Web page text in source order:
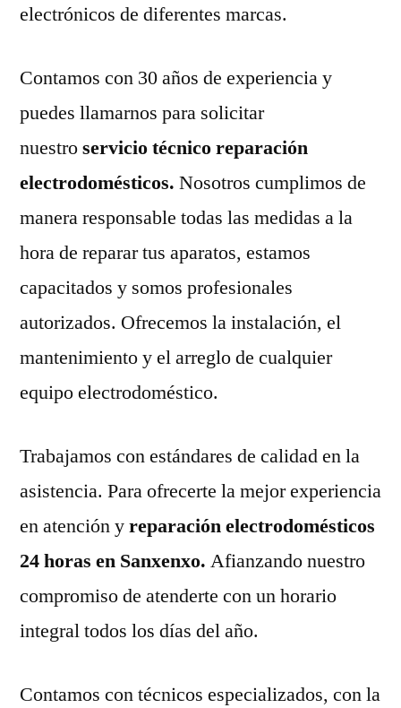
electrónicos de diferentes marcas.
Contamos con 30 años de experiencia y
puedes llamarnos para solicitar
nuestroservicio técnico reparación
electrodomésticos. Nosotros cumplimos de
manera responsable todas las medidas a la
hora de reparar tus aparatos, estamos
capacitados y somos profesionales
autorizados. Ofrecemos la instalación, el
mantenimiento y el arreglo de cualquier
equipo electrodoméstico.
Trabajamos con estándares de calidad en la
asistencia. Para ofrecerte la mejor experiencia
en atención yreparación electrodomésticos
24 horas en Sanxenxo. Afianzando nuestro
compromiso de atenderte con un horario
integral todos los días del año.
Contamos con técnicos especializados, con la